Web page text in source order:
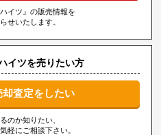
イツ』の販売情報を
せいたします。
イツを売りたい方
査定をしたい
のか知りたい、
軽にご相談下さい。